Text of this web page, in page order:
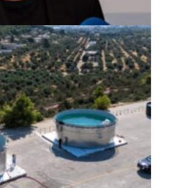
· 17:27
καθαριότητα και τη
εκλογών: «Η καλύτερη
ο Μπακογιάννης»